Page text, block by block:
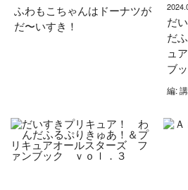
ふわもこちゃんはドーナツが
だ〜いすき！
だ
だ
ュ
ブ
編: